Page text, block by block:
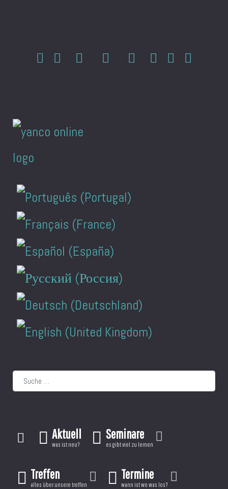
Sprache auswählen
Suchen
Aktuell
was ist neu?
Seminare
es gibt viel zu lernen
Treffen
alles über unsere treffen
Termine
wann ist wo was los?